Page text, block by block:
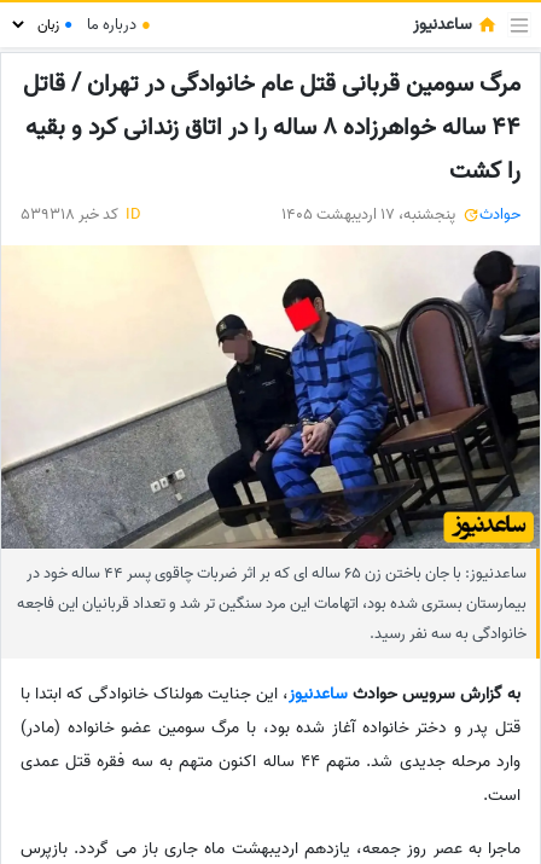
ساعدنیوز ● درباره ما ●
مرگ سومین قربانی قتل عام خانوادگی در تهران / قاتل
44 ساله خواهرزاده 8 ساله را در اتاق زندانی کرد و بقیه
را کشت
حوادث پنجشنبه، 17 اردیبهشت 1405 ID کد خبر 539318
ساعدنیوز: با جان باختن زن 65 ساله ای که بر اثر ضربات چاقوی پسر 44 ساله خود در
بیمارستان بستری شده بود، اتهامات این مرد سنگین تر شد و تعداد قربانیان این فاجعه
خانوادگی به سه نفر رسید.
به گزارش سرویس حوادثساعدنیوز، این جنایت هولناک خانوادگی که ابتدا با
قتل پدر و دختر خانواده آغاز شده بود، با مرگ سومین عضو خانواده (مادر)
وارد مرحله جدیدی شد. متهم 44 ساله اکنون متهم به سه فقره قتل عمدی
است.
ماجرا به عصر روز جمعه، یازدهم اردیبهشت ماه جاری باز می گردد. بازپرس